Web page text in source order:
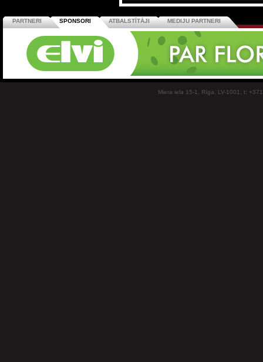
PARTNERI SPONSORI ATBALSTĪTĀJI MEDIJU PARTNERI
Miera iela 15-1, Rīga, LV-1001, t: